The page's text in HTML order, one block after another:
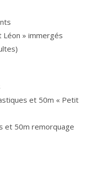
Léon » immergés
et 50m « Petit
et 50m remorquage